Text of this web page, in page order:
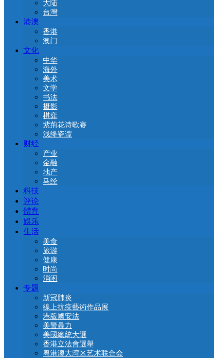
大陆
台灣
港澳
香港
澳门
文化
中华
海外
美术
文学
书法
摄影
棋弈
紫荊花诗歌赛
浅绛瓷谭
财经
产业
金融
地产
马经
科技
评论
體育
娛乐
生活
美食
旅游
健康
时尚
消闲
专题
新冠肺炎
線上抗疫藝術作品展
港版國安法
美警暴力
美國總統大選
香港立法會選舉
粤港澳大湾区艺术联合会